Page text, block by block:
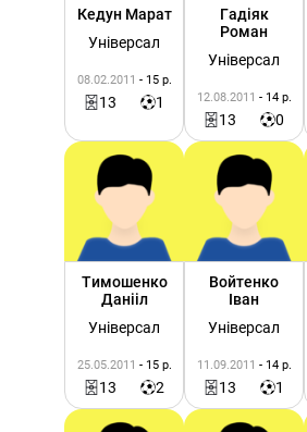
Кедун Марат
Універсал
08.02.2011 - 15 р.
13 1
Гадіяк
Роман
Універсал
12.08.2011 - 14 р.
13 0
Тимошенко
Данііл
Універсал
25.05.2011 - 15 р.
13 2
Войтенко
Іван
Універсал
11.09.2011 - 14 р.
13 1